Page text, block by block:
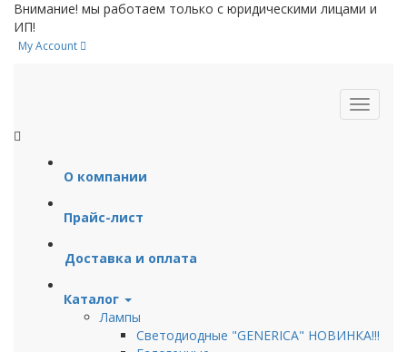
Внимание! мы работаем только с юридическими лицами и
ИП!
My Account
О компании
Прайс-лист
Доставка и оплата
Каталог
Лампы
Светодиодные "GENERICA" НОВИНКА!!!